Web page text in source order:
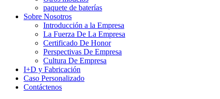
paquete de baterías
Sobre Nosotros
Introducción a la Empresa
La Fuerza De La Empresa
Certificado De Honor
Perspectivas De Empresa
Cultura De Empresa
I+D y Fabricación
Caso Personalizado
Contáctenos